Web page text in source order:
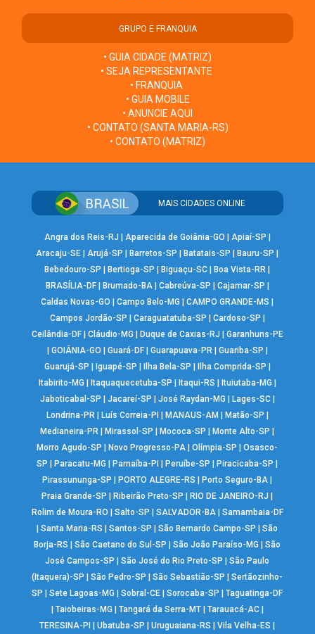
GRUPO E FRANQUIA
• GUIA CIDADE (MATRIZ)
• SEJA REPRESENTANTE
• FRANQUIA
• GUIA MOBILE
• ANUNCIE AQUI
• CONTATO (SANTA MARIA-RS)
• CONTATO (MATRIZ)
MAIS CIDADES ONLINE
Angra dos Reis-RJ Aparecida de Goiânia-GO Apiaí-SP
Aracaju-SE |Arujá-SP Barretos-SP Batatais-SP Bauru-SP
Bebedouro-SP
Bertioga-SP Biguaçu-SC Boa Vista-RR
BRASÍLIA-DF| Brumado-BA| Cabreúva-SP Cajamar-SP
Caldas Novas-GO
|Campo Belo-MG |CAMPO GRANDE-MS
Campos Jordão-SP
Caraguatatuba-SP Cardoso-SP
Ceilândia-DF| Cláudio-MG Duque de Caxias-RJ
Garanhuns-PE
GOIÂNIA-GO Guará-DF| Guarapuava-PR| Guariba-SP
Guarujá-SP
Iguapé-SP Ilha Bela-SP Ilha Comprida-SP
Itabirito-MG
Itaquaquecetuba-SP Itaqui-RS Ituiutaba-MG
Jaboticabal-SP
Jacareí-SP José Raydan-MG Lages-SC|
Londrina-PR| Luís Correia-PI MANAUS-AM Matão-SP
Medianeira-PR
Mirassol-SP Mococa-SP Monte Alto-SP
Morro Agudo-SP
Novo Progresso-PA |Olímpia-SP |Osasco-
SP
Paracatu-MG Parnaíba-PI Peruíbe-SP Piracicaba-SP
Pirassununga-SP
PORTO ALEGRE-RS Porto Seguro-BA
Praia Grande-SP
Ribeirão Preto-SP RIO DE JANEIRO-RJ
Rolim de Moura-RO
Salto-SP SALVADOR-BA| Samambaia-DF
|Santa Maria-RS |Santos-SP |São Bernardo Campo-SP |São
Borja-RS
|São Caetano do Sul-SP |São João Paraíso-MG |São
José Campos-SP
|São José do Rio Preto-SP |São Paulo
(Itaquera)-SP
|São Pedro-SP |São Sebastião-SP |Sertãozinho-
SP
|Sete Lagoas-MG |Sobral-CE |Sorocaba-SP |Taguatinga-DF
Taiobeiras-MG Tangará da Serra-MT| Tarauacá-AC|
TERESINA-PI
|Ubatuba-SP |Uruguaiana-RS |Vila Velha-ES